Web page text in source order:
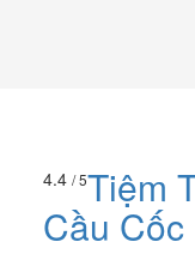
4.4 / 5Tiệm
Cầu Cốc